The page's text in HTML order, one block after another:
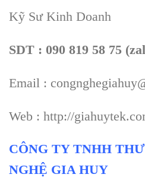
Kỹ Sư Kinh Doanh
SDT : 090 819 58 75
Email :
Web : http://
CÔNG TY TNHH
NGHỆ GIA HUY